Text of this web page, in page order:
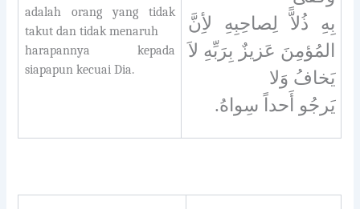
adalah orang yang tidak
takut dan tidak menaruh
harapannya kepada
siapapun kecuai Dia.
بِهِ ذُلاًّ لِصاحِبِهِ لأِنَّ
المُؤمِنَ عَزيزٌ بِرَبِّهِ لاَ
يَخافُ وَلا
يَرجُو أَحداً سِواهُ.